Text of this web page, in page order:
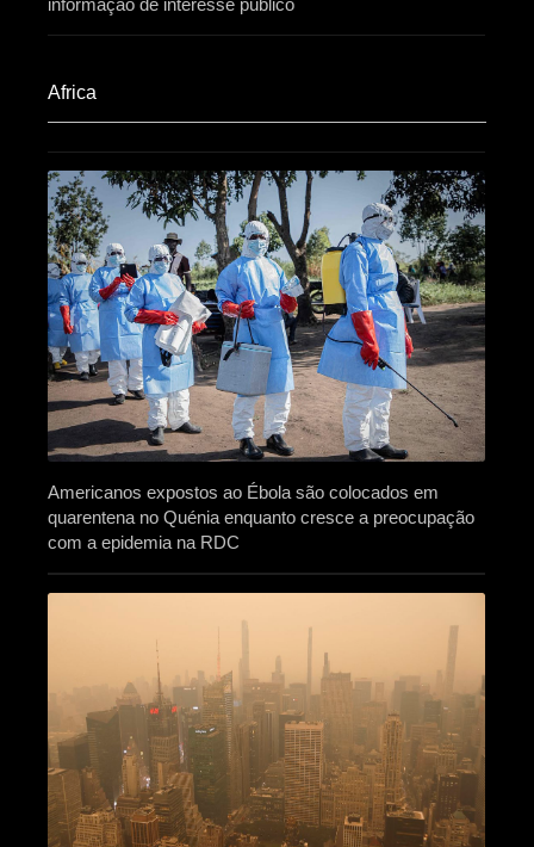
Africa​
Americanos expostos ao Ébola são colocados em
quarentena no Quénia enquanto cresce a preocupação
com a epidemia na RDC